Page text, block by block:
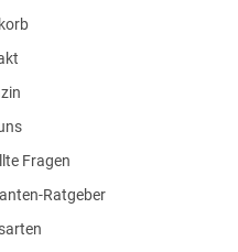
Fragen
Ratgeber